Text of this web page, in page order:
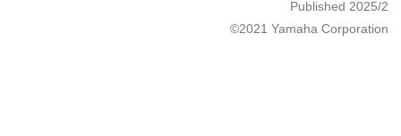
Published 2025/2
©2021 Yamaha Corporation